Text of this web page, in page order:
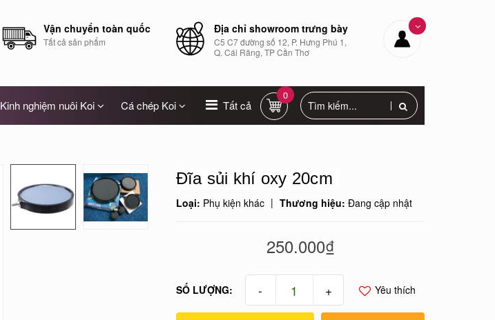
Địa chỉ showroom trưng bày
C5 C7 đường số 12, P. Hưng Phú 1,
Q. Cái Răng, TP Cần Thơ
Vận chuyển toàn quốc
Tất cả sản phẩm
Kinh nghiệm nuôi Koi Cá chép Koi Tất cả
0
Đĩa sủi khí oxy 20cm
Loại: Phụ kiện khác | Thương hiệu: Đang cập nhật
250.000₫
SỐ LƯỢNG: - + Yêu thích